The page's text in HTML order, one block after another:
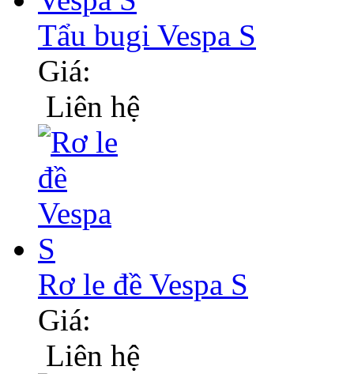
Tẩu bugi Vespa S
Giá:
Liên hệ
Rơ le đề Vespa S
Giá:
Liên hệ